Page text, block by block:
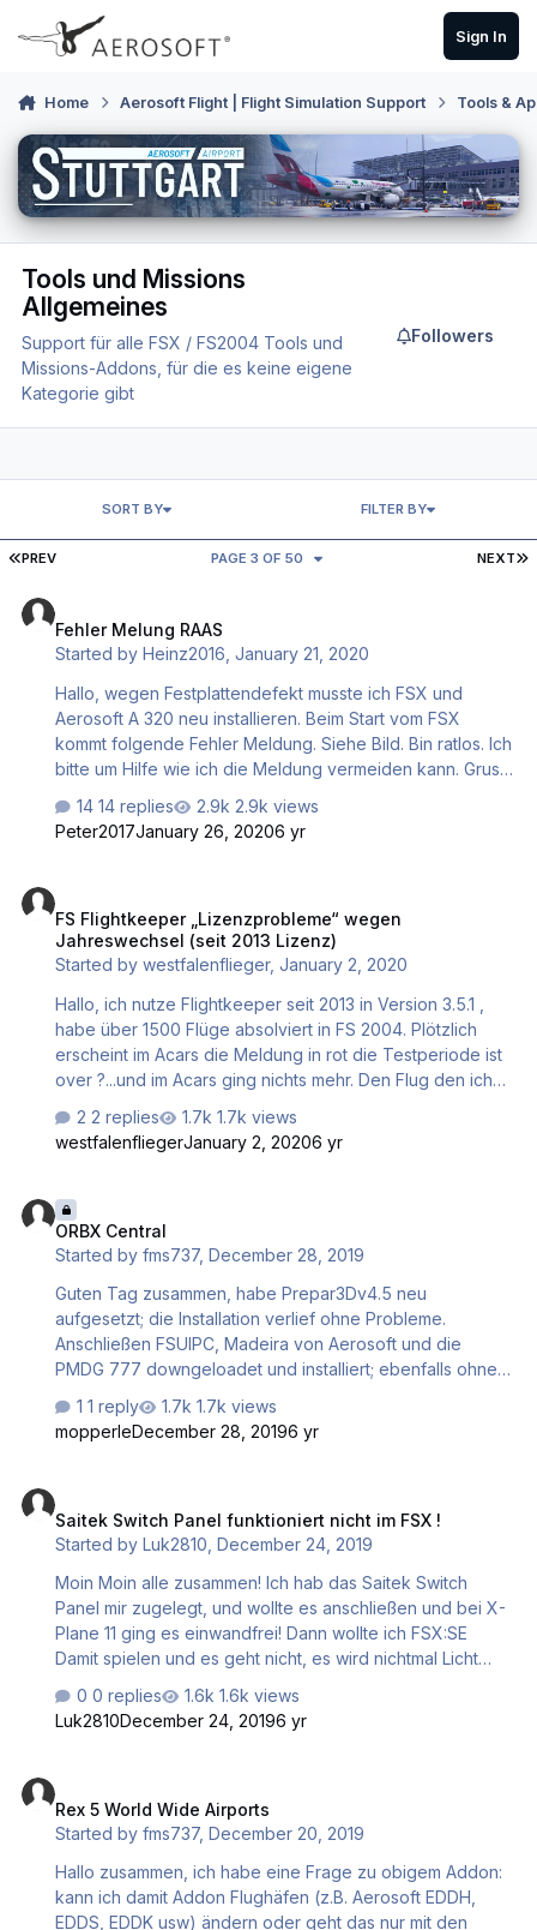
Skip to content
Sign In
Home Aerosoft Flight | Flight Simulation Support Tools &
Tools und Missions
Allgemeines
Support für alle FSX / FS2004 Tools und
Missions-Addons, für die es keine eigene
Kategorie gibt
Followers
FIRST PAGE
PREV NEXT
PAGE 3 OF 50
SORT BY FILTER BY
Fehler Melung RAAS
Started byHeinz2016,January 21, 2020
Hallo, wegen Festplattendefekt musste ich FSX und
Aerosoft A 320 neu installieren. Beim Start vom FSX
kommt folgende Fehler Meldung. Siehe Bild. Bin ratlos. Ich
bitte um Hilfe wie ich die Meldung vermeiden kann. Gruss
14 replies
2.9k views
Peter2017January 26, 20206 yr
FS Flightkeeper „Lizenzprobleme“ wegen
Jahreswechsel (seit 2013 Lizenz)
Started bywestfalenflieger,January 2, 2020
Hallo, ich nutze Flightkeeper seit 2013 in Version 3.5.1 ,
habe über 1500 Flüge absolviert in FS 2004. Plötzlich
erscheint im Acars die Meldung in rot die Testperiode ist
over ?...und im Acars ging nichts mehr. Den Flug den ich
aufgezeichnet. Was kann ich tun ? Habe schon das Acars
gauge neu installiert. Neuinstallation von Flightkeeper hat
umgestellt, also statt 2020 ins Jahr 2019 und siehe da, die
Fehlermeldung im Acars verschwindet. Zurück in 2020
und Fehlermeldung ist wieder da. Hier brauche ich also
2 replies
1.7k views
westfalenfliegerJanuary 2, 20206 yr
ORBX Central
Started byfms737,December 28, 2019
Guten Tag zusammen, habe Prepar3Dv4.5 neu
aufgesetzt; die Installation verlief ohne Probleme.
Anschließen FSUIPC, Madeira von Aerosoft und die
PMDG 777 downgeloadet und installiert; ebenfalls ohne
installieren. Zunächst ORBX Central. Kurz nach dem
Ausführen des Downloads (bevor ich den Login
den Support bei ORBX nutzen soll. Habe ich auch getan,
bisher jedoch keinen Lösungsansatz bekommen. Deshalb
Im voraus schon einmal besten Dank. PS: Mein System:
Win …
1 reply
1.7k views
mopperleDecember 28, 20196 yr
Saitek Switch Panel funktioniert nicht im FSX !
Started byLuk2810 ,December 24, 2019
Moin Moin alle zusammen! Ich hab das Saitek Switch
Panel mir zugelegt, und wollte es anschließen und bei X-
Plane 11 ging es einwandfrei! Dann wollte ich FSX:SE
Damit spielen und es geht nicht, es wird nichtmal Licht
insterlliert, aber ich habe kein Ordner der "Saitek" heißt.
0 replies
1.6k views
Luk2810December 24, 20196 yr
Rex 5 World Wide Airports
Started byfms737,December 20, 2019
Hallo zusammen, ich habe eine Frage zu obigem Addon:
kann ich damit Addon Flughäfen (z.B. Aerosoft EDDH,
EDDS, EDDK usw) ändern oder geht das nur mit den